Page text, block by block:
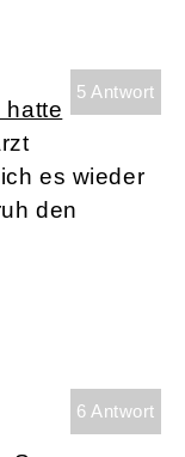
5 Antwort
hatte
es wieder
den
6 Antwort